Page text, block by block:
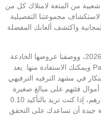
شعبية من المتعة لامتلاك كل من
لاستكشاف مجموعتنا التفصيلية
واكتشف ألعابك المفضلة
لقد قمنا بتجميع الاختيارات الرئيسية لعام 2026، ووصفنا عروضها الخادعة
ويمكنك الاستفادة منها. يعد Paul Fortescue أحد المتحمسين المتفانين
في مشهد الترفيه الترفيهي
فئتهم على مبالغ صغيرة
واختيار لعبة القمار التي تناسب أبعاد اختيارهم، إذا كنت تريد بالتأكيد 0.10
إنها ممارسة جيدة أن تساعدك على التحقق